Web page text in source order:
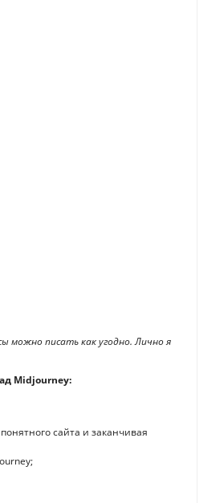
можно писать как угодно. Лично я
Midjourney:
сайта и заканчивая